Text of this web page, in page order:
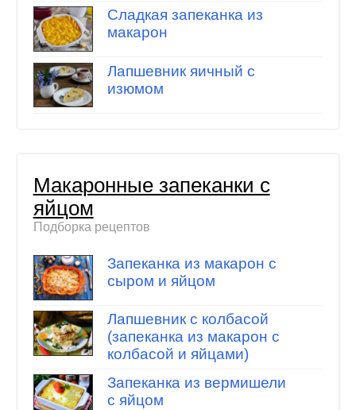
Сладкая запеканка из
макарон
Лапшевник яичный с
изюмом
Макаронные запеканки с
яйцом
Подборка рецептов
Запеканка из макарон с
сыром и яйцом
Лапшевник с колбасой
(запеканка из макарон с
колбасой и яйцами)
Запеканка из вермишели
с яйцом